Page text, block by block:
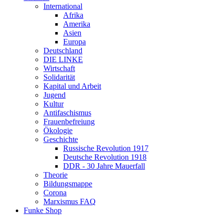
International
Afrika
Amerika
Asien
Europa
Deutschland
DIE LINKE
Wirtschaft
Solidarität
Kapital und Arbeit
Jugend
Kultur
Antifaschismus
Frauenbefreiung
Ökologie
Geschichte
Russische Revolution 1917
Deutsche Revolution 1918
DDR - 30 Jahre Mauerfall
Theorie
Bildungsmappe
Corona
Marxismus FAQ
Funke Shop